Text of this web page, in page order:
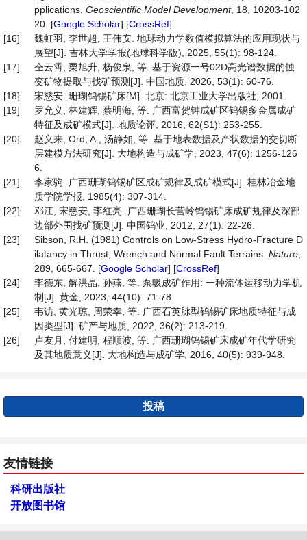
pplications. Geoscientific Model Development, 18, 10203-102
20. [Google Scholar] [CrossRef]
[16]
魏虹羽, 李世超, 王伟安. 地球动力学数值模拟算法的应用现状与
展望[J]. 吉林大学学报(地球科学版), 2025, 55(1): 98-124.
[17]
仝云霄, 栗旭升, 杨俊泉, 等. 基于资源一号02D高光谱数据的蚀
变矿物提取与找矿预测[J]. 中国地质, 2026, 53(1): 60-76.
[18]
宋慈安. 珊瑚钨锡矿床[M]. 北京: 北京工业大学出版社, 2001.
[19]
罗允义, 林建辉, 蔡明海, 等. 广西富贺钟成矿区钨锡多金属成矿
特征及成矿模式[J]. 地质论评, 2016, 62(S1): 253-255.
[20]
赵义来, Ord, A., 汤静如, 等. 基于地表数据及产状数据的交切断
层建模方法研究[J]. 大地构造与成矿学, 2023, 47(6): 1256-126
6.
[21]
李家驹. 广西珊瑚钨锡矿区成矿规律及成矿模式[J]. 桂林冶金地
质学院学报, 1985(4): 307-314.
[22]
邓江, 宋慈安, 李红亮. 广西珊瑚长营岭钨锡矿床成矿规律及深部
边部外围找矿预测[J]. 中国钨业, 2012, 27(1): 22-26.
[23]
Sibson, R.H. (1981) Controls on Low-Stress Hydro-Fracture D
ilatancy in Thrust, Wrench and Normal Fault Terrains. Nature
289, 665-667. [Google Scholar] [CrossRef]
[24]
李德东, 解洪晶, 孙燕, 等. 泵吸成矿作用: 一种流体运移动力学机
制[J]. 黄金, 2023, 44(10): 71-78.
[25]
韦访, 黄光琼, 周荣幸, 等. 广西石英脉型钨锡矿床地质特征与成
因类型[J]. 矿产与地质, 2022, 36(2): 213-219.
[26]
卢友月, 付建明, 程顺波, 等. 广西珊瑚钨锡矿床成矿年代学研究
及其地质意义[J]. 大地构造与成矿学, 2016, 40(5): 939-948.
投稿
友情链接
科研出版社
开放图书馆